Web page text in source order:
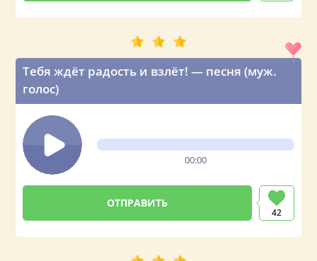
Тебя ждёт радость и взлёт! — песня (муж.
голос)
00:00
42